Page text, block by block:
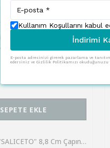
SEPETE EKLE
Eglo 98305 "SALICETO" 8,8 Cm Çapında Alüminyum Beyaz Sıva Altı Gömme Spot
Kullanım Koşullarını kabul
İndirimi
E-posta adresinizi girerek pazarlama ve
edersiniz ve Gizlilik Politikamızı